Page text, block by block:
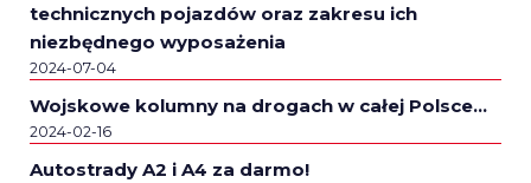
technicznych pojazdów oraz zakresu ich
niezbędnego wyposażenia
2024-07-04
Wojskowe kolumny na drogach w całej Polsce…
2024-02-16
Autostrady A2 i A4 za darmo!